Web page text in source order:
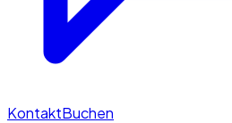
KontaktBuchen